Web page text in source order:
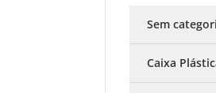
Sem
Caixa